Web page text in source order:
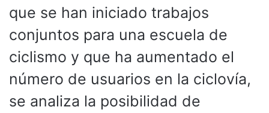
que se han iniciado trabajos
conjuntos para una escuela de
ciclismo y que ha aumentado el
número de usuarios en la ciclovía,
se analiza la posibilidad de